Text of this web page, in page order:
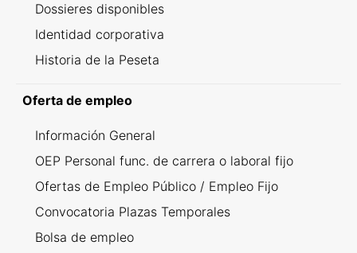
Dossieres disponibles
Identidad corporativa
Historia de la Peseta
Oferta de empleo
Información General
OEP Personal func. de carrera o laboral fijo
Ofertas de Empleo Público / Empleo Fijo
Convocatoria Plazas Temporales
Bolsa de empleo